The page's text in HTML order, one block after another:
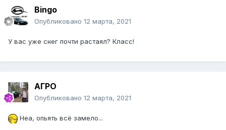
Bingo
Опубликовано 12 марта, 2021
У вас уже снег почти растаял? Класс!
АГРО
Опубликовано 12 марта, 2021
Неа, опьять всё замело...